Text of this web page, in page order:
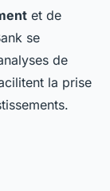
et de
se
de
la prise